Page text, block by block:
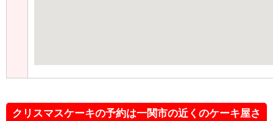
クリスマスケーキの予約は一関市の近くのケーキ屋さ